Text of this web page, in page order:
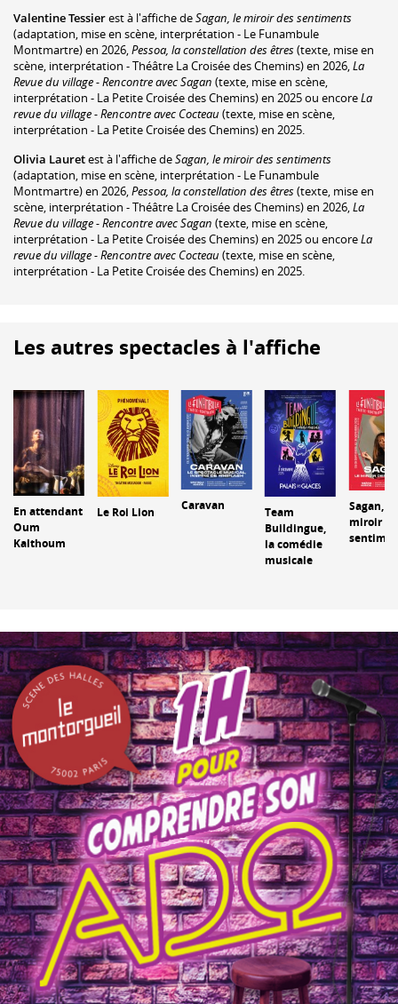
Valentine Tessierest à l'affiche deSagan, le miroir des sentiments
(adaptation, mise en scène, interprétation - Le Funambule
Montmartre) en 2026,Pessoa, la constellation des êtres(texte, mise en
scène, interprétation - Théâtre La Croisée des Chemins) en 2026,La
Revue du village - Rencontre avec Sagan (texte, mise en scène,
interprétation - La Petite Croisée des Chemins) en 2025 ou encoreLa
revue du village - Rencontre avec Cocteau (texte, mise en scène,
interprétation - La Petite Croisée des Chemins) en 2025.
Olivia Lauretest à l'affiche deSagan, le miroir des sentiments
(adaptation, mise en scène, interprétation - Le Funambule
Montmartre) en 2026,Pessoa, la constellation des êtres(texte, mise en
scène, interprétation - Théâtre La Croisée des Chemins) en 2026,La
Revue du village - Rencontre avec Sagan (texte, mise en scène,
interprétation - La Petite Croisée des Chemins) en 2025 ou encoreLa
revue du village - Rencontre avec Cocteau (texte, mise en scène,
interprétation - La Petite Croisée des Chemins) en 2025.
Les autres spectacles à l'affiche
En attendant
Oum
Kalthoum
Le Roi Lion Caravan
Team
Buildingue,
la comédie
musicale
Sagan, le
miroir